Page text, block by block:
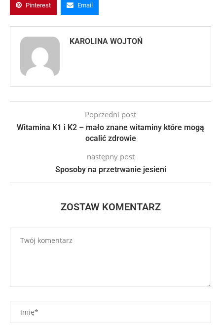
Pinterest Email
KAROLINA WOJTOŃ
Poprzedni post
Witamina K1 i K2 – mało znane witaminy które mogą
ocalić zdrowie
następny post
Sposoby na przetrwanie jesieni
ZOSTAW KOMENTARZ